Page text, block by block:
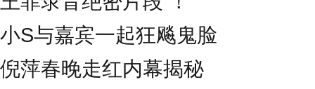
小S与嘉宾一起狂飚鬼脸
倪萍春晚走红内幕揭秘